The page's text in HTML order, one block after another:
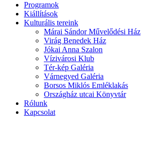
Programok
Kiállítások
Kulturális tereink
Márai Sándor Művelődési Ház
Virág Benedek Ház
Jókai Anna Szalon
Vízivárosi Klub
Tér-kép Galéria
Várnegyed Galéria
Borsos Miklós Emléklakás
Országház utcai Könyvtár
Rólunk
Kapcsolat